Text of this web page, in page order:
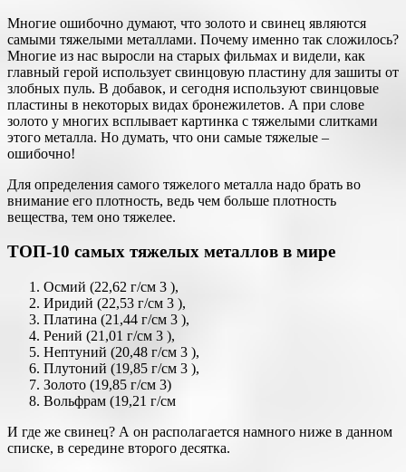
Многие ошибочно думают, что золото и свинец являются
самыми тяжелыми металлами. Почему именно так сложилось?
Многие из нас выросли на старых фильмах и видели, как
главный герой использует свинцовую пластину для зашиты от
злобных пуль. В добавок, и сегодня используют свинцовые
пластины в некоторых видах бронежилетов. А при слове
золото у многих всплывает картинка с тяжелыми слитками
этого металла. Но думать, что они самые тяжелые –
ошибочно!
Для определения самого тяжелого металла надо брать во
внимание его плотность, ведь чем больше плотность
вещества, тем оно тяжелее.
ТОП-10 самых тяжелых металлов в мире
Осмий (22,62 г/см 3 ),
Иридий (22,53 г/см 3 ),
Платина (21,44 г/см 3 ),
Рений (21,01 г/см 3 ),
Нептуний (20,48 г/см 3 ),
Плутоний (19,85 г/см 3 ),
Золото (19,85 г/см 3)
Вольфрам (19,21 г/см
И где же свинец? А он располагается намного ниже в данном
списке, в середине второго десятка.